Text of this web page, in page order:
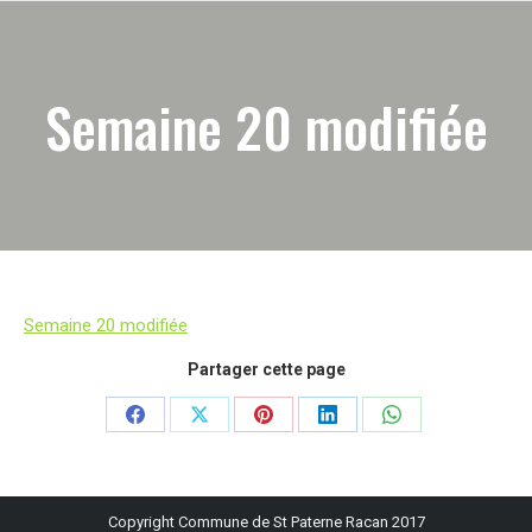
Semaine 20 modifiée
Semaine 20 modifiée
Partager cette page
Partager
Facebook
Partager
X
Partager
Pinterest
Partager
LinkedIn
Partager
WhatsApp
Copyright Commune de St Paterne Racan 2017